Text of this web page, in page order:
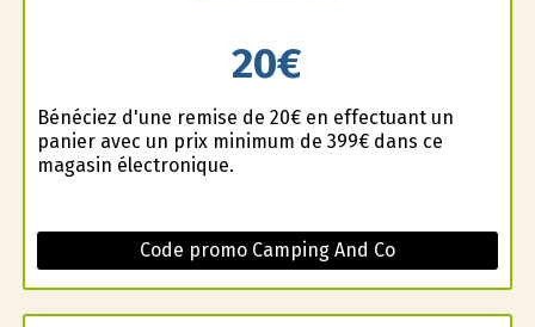
20€
Bénéficiez d'une remise de 20€ en effectuant un
panier avec un prix minimum de 399€ dans ce
magasin électronique.
Code promo Camping And Co